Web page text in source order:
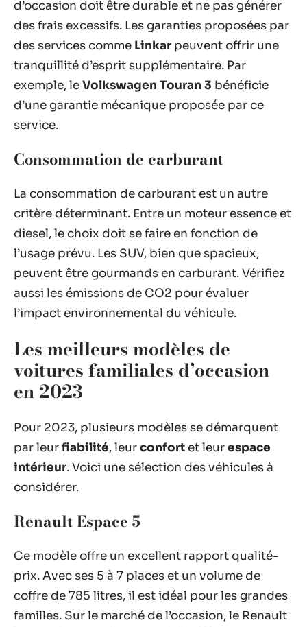
d’occasion doit être durable et ne pas générer
des frais excessifs. Les garanties proposées par
des services comme Linkar peuvent offrir une
tranquillité d’esprit supplémentaire. Par
exemple, leVolkswagen Touran 3 bénéficie
d’une garantie mécanique proposée par ce
service.
Consommation de carburant
La consommation de carburant est un autre
critère déterminant. Entre un moteur essence et
diesel, le choix doit se faire en fonction de
l’usage prévu. Les SUV, bien que spacieux,
peuvent être gourmands en carburant. Vérifiez
aussi les émissions de CO2 pour évaluer
l’impact environnemental du véhicule.
Les meilleurs modèles de
voitures familiales d’occasion
en 2023
Pour 2023, plusieurs modèles se démarquent
par leurfiabilité, leurconfort et leurespace
intérieur. Voici une sélection des véhicules à
considérer.
Renault Espace 5
Ce modèle offre un excellent rapport qualité-
prix. Avec ses 5 à 7 places et un volume de
coffre de 785 litres, il est idéal pour les grandes
familles. Sur le marché de l’occasion, le Renault